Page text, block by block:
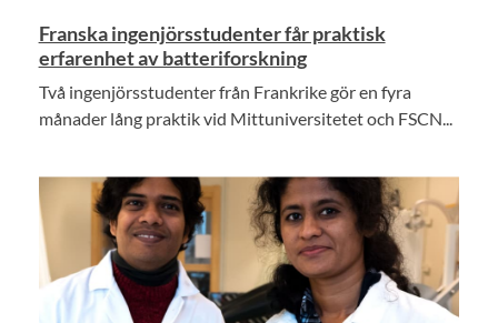
Franska ingenjörsstudenter får praktisk
erfarenhet av batteriforskning
Två ingenjörsstudenter från Frankrike gör en fyra
månader lång praktik vid Mittuniversitetet och FSCN...